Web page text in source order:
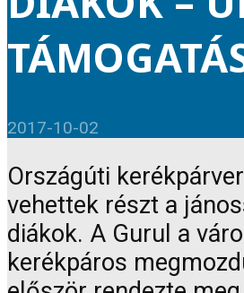
2017-10-02
Országúti
vehettek részt a
diákok. A Gurul a
kerékpáros